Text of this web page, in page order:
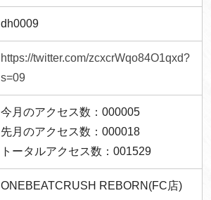
dh0009
https://twitter.com/zcxcrWqo84O1qxd?
s=09
今月のアクセス数：000005
先月のアクセス数：000018
トータルアクセス数：001529
ONEBEATCRUSH REBORN(FC店)